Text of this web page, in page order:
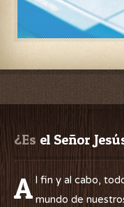
¿Es el Señor
A l fin y al cabo,
mundo de